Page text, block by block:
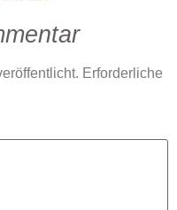
Erforderliche